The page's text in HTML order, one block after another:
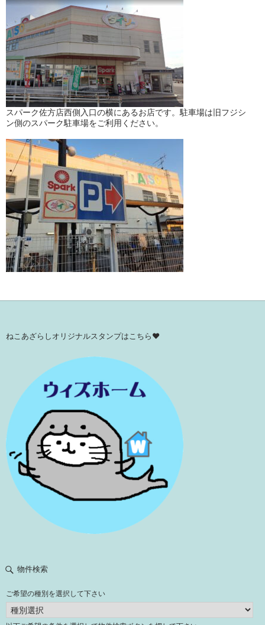
スパーク佐方店西側入口の横にあるお店です。駐車場は旧フジシ
ン側のスパーク駐車場をご利用ください。
ねこあざらしオリジナルスタンプはこちら♥
物件検索
ご希望の種別を選択して下さい